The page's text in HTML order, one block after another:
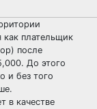
как плательщик
после
До этого
и без того
в качестве